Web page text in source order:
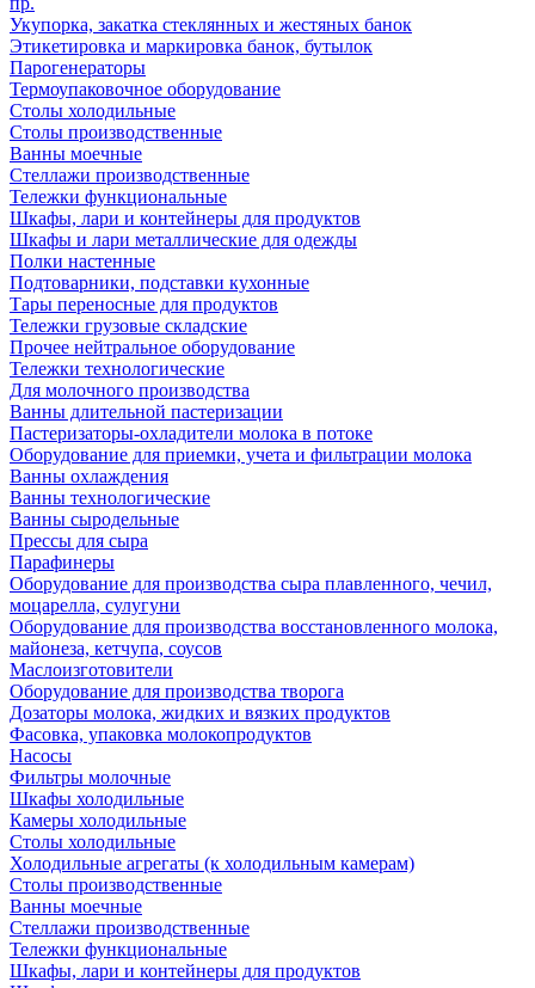
Укупорка, закатка стеклянных и жестяных банок
Этикетировка и маркировка банок, бутылок
Парогенераторы
Термоупаковочное оборудование
Столы холодильные
Столы производственные
Ванны моечные
Стеллажи производственные
Тележки функциональные
Шкафы, лари и контейнеры для продуктов
Шкафы и лари металлические для одежды
Полки настенные
Подтоварники, подставки кухонные
Тары переносные для продуктов
Тележки грузовые складские
Прочее нейтральное оборудование
Тележки технологические
Для молочного производства
Ванны длительной пастеризации
Пастеризаторы-охладители молока в потоке
Оборудование для приемки, учета и фильтрации молока
Ванны охлаждения
Ванны технологические
Ванны сыродельные
Прессы для сыра
Парафинеры
Оборудование для производства сыра плавленного, чечил,
моцарелла, сулугуни
Оборудование для производства восстановленного молока,
майонеза, кетчупа, соусов
Маслоизготовители
Оборудование для производства творога
Дозаторы молока, жидких и вязких продуктов
Фасовка, упаковка молокопродуктов
Насосы
Фильтры молочные
Шкафы холодильные
Камеры холодильные
Столы холодильные
Холодильные агрегаты (к холодильным камерам)
Столы производственные
Ванны моечные
Стеллажи производственные
Тележки функциональные
Шкафы, лари и контейнеры для продуктов